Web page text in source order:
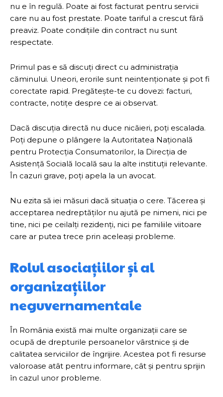
nu e în regulă. Poate ai fost facturat pentru servicii
care nu au fost prestate. Poate tariful a crescut fără
preaviz. Poate condițiile din contract nu sunt
respectate.
Primul pas e să discuți direct cu administrația
căminului. Uneori, erorile sunt neintenționate și pot fi
corectate rapid. Pregătește-te cu dovezi: facturi,
contracte, notițe despre ce ai observat.
Dacă discuția directă nu duce nicăieri, poți escalada.
Poți depune o plângere la Autoritatea Națională
pentru Protecția Consumatorilor, la Direcția de
Asistență Socială locală sau la alte instituții relevante.
În cazuri grave, poți apela la un avocat.
Nu ezita să iei măsuri dacă situația o cere. Tăcerea și
acceptarea nedreptăților nu ajută pe nimeni, nici pe
tine, nici pe ceilalți rezidenți, nici pe familiile viitoare
care ar putea trece prin aceleași probleme.
Rolul asociațiilor și al
organizațiilor
neguvernamentale
În România există mai multe organizații care se
ocupă de drepturile persoanelor vârstnice și de
calitatea serviciilor de îngrijire. Acestea pot fi resurse
valoroase atât pentru informare, cât și pentru sprijin
în cazul unor probleme.